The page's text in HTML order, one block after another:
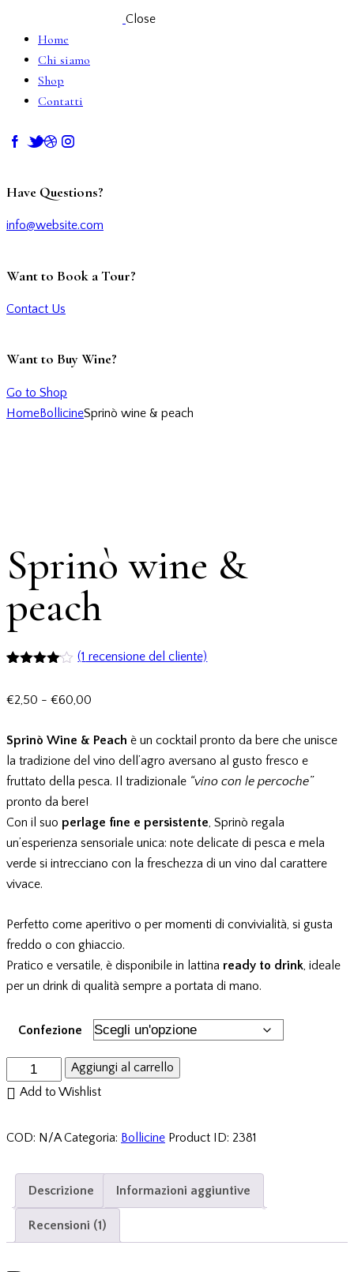
Close
Home
Chi siamo
Shop
Contatti
facebook-
twitter-
dribble-instagram
Have Questions?
info@website.com
Want to Book a Tour?
Contact Us
Want to Buy Wine?
Go to Shop
HomeBollicineSprinò wine & peach
Sprinò wine &
peach
5 su
(1 recensione del cliente)
€2,50 - €60,00
prezzo:
da
€2,50
€60,00
Sprinò Wine & Peach è un cocktail pronto da bere che unisce
la tradizione del vino dell’agro aversano al gusto fresco e
fruttato della pesca. Il tradizionale “vino con le percoche”
pronto da bere!
Con il suo perlage fine e persistente, Sprinò regala
un’esperienza sensoriale unica: note delicate di pesca e mela
verde si intrecciano con la freschezza di un vino dal carattere
vivace.
Perfetto come aperitivo o per momenti di convivialità, si gusta
freddo o con ghiaccio.
Pratico e versatile, è disponibile in lattina ready to drink, ideale
per un drink di qualità sempre a portata di mano.
Confezione
Sprinò
wine
Aggiungi al carrello
Add to Wishlist
COD: N/A Categoria: Bollicine Product ID: 2381
Descrizione Informazioni aggiuntive
Recensioni (1)